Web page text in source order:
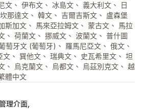
文、 伊布文、 冰島文、 義大利文、 日
那達文、 韓文、 吉爾吉斯文、 盧森堡
斯加文、 馬來亞拉姆文、 蒙古文、 馬拉
、 荷蘭文、 挪威文、 波蘭文、 普什圖
萄牙文 (葡萄牙)、 羅馬尼亞文、 俄文、
、 巽他文、 瑞典文、 史瓦希里文、 坦
、 烏克蘭文、 烏都文、 烏茲別克文、 越
體中文
理介面